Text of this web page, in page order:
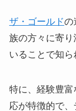
ザ・ゴールドの
族の方々に寄
いることで知ら
特に、経験豊
応が特徴的で